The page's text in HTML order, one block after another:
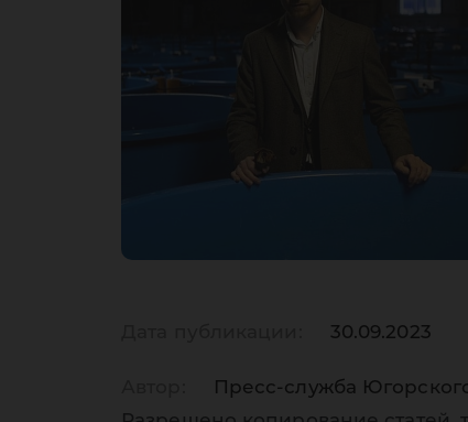
30.09.2023
Пресс-служба